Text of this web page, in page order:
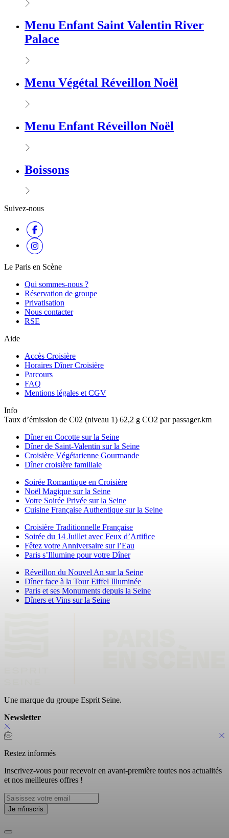
Menu Enfant Saint Valentin River
Palace
Menu Végétal Réveillon Noël
Menu Enfant Réveillon Noël
Boissons
Suivez-nous
Le Paris en Scène
Qui sommes-nous ?
Réservation de groupe
Privatisation
Nous contacter
RSE
Aide
Accès Croisière
Horaires Dîner Croisière
Parcours
FAQ
Mentions légales et CGV
Info
Taux d’émission de C02 (niveau 1) 62,2 g CO2 par passager.km
Dîner en Cocotte sur la Seine
Dîner de Saint-Valentin sur la Seine
Croisière Végétarienne Gourmande
Dîner croisière familiale
Soirée Romantique en Croisière
Noël Magique sur la Seine
Votre Soirée Privée sur la Seine
Cuisine Française Authentique sur la Seine
Croisière Traditionnelle Française
Soirée du 14 Juillet avec Feux d’Artifice
Fêtez votre Anniversaire sur l’Eau
Paris s’Illumine pour votre Dîner
Réveillon du Nouvel An sur la Seine
Dîner face à la Tour Eiffel Illuminée
Paris et ses Monuments depuis la Seine
Dîners et Vins sur la Seine
Une marque du groupe Esprit Seine.
Newsletter
Restez informés
Inscrivez-vous pour recevoir en avant-première toutes nos actualités
et nos meilleures offres !